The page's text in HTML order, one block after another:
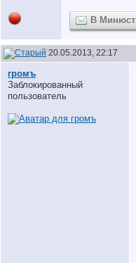
В Минюст
20.05.2013, 22:17
громъ
Заблокированный
пользователь